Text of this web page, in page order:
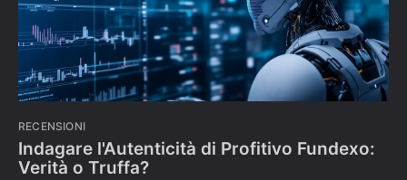
RECENSIONI
Indagare l'Autenticità di Profitivo Fundexo:
Verità o Truffa?